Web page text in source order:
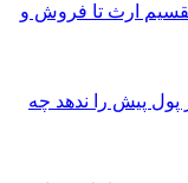
از تقسیم ارث تا فروش و
پول پیش را ندهد چه